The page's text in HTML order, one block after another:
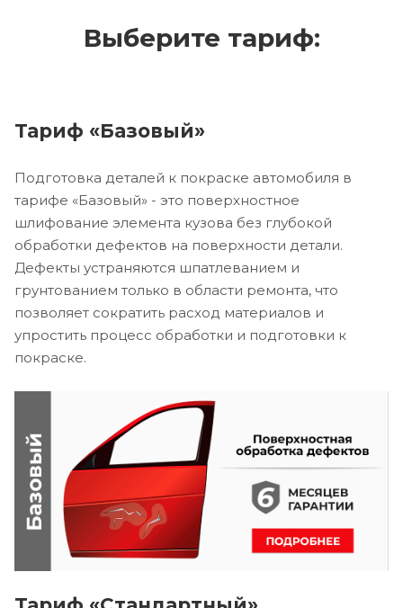
Выберите тариф:
Тариф «Базовый»
Подготовка деталей к покраске автомобиля в
тарифе «Базовый» - это поверхностное
шлифование элемента кузова без глубокой
обработки дефектов на поверхности детали.
Дефекты устраняются шпатлеванием и
грунтованием только в области ремонта, что
позволяет сократить расход материалов и
упростить процесс обработки и подготовки к
покраске.